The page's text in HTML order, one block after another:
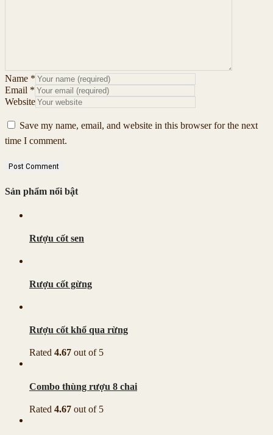
Name *
Email *
Website
Save my name, email, and website in this browser for the next
time I comment.
Sản phẩm nổi bật
Rượu cốt sen
Rượu cốt gừng
Rượu cốt khổ qua rừng
Rated 4.67 out of 5
Combo thùng rượu 8 chai
Rated 4.67 out of 5